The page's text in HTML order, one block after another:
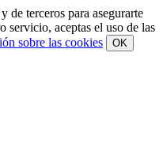
de terceros para asegurarte
servicio, aceptas el uso de las
sobre las cookies OK